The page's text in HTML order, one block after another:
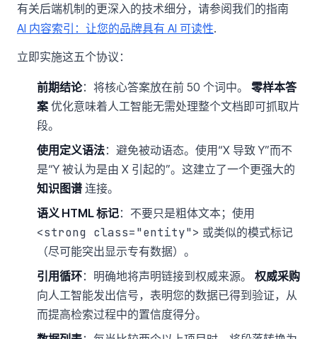
有关后端机制的更深入的技术细分，请参阅我们的指南
AI 内容索引：让您的品牌具有 AI 可读性.
立即实施这五个协议：
前期结论：将核心答案放在前 50 个词中。 零样本答
案 优化意味着人工智能无需处理整个文档即可抓取片
段。
使用定义语法：避免被动语态。使用“X 导致 Y”而不
是“Y 被认为是由 X 引起的”。这建立了一个更强大的
知识图谱 连接。
语义 HTML 标记：不要只是粗体文本；使用
<strong class="entity"> 或类似的模式标记
（尽可能突出显示专有数据）。
引用循环：明确地将声明链接到权威来源。 权威采购
向人工智能发出信号，表明您的数据已得到验证，从
而提高检索过程中的置信度得分。